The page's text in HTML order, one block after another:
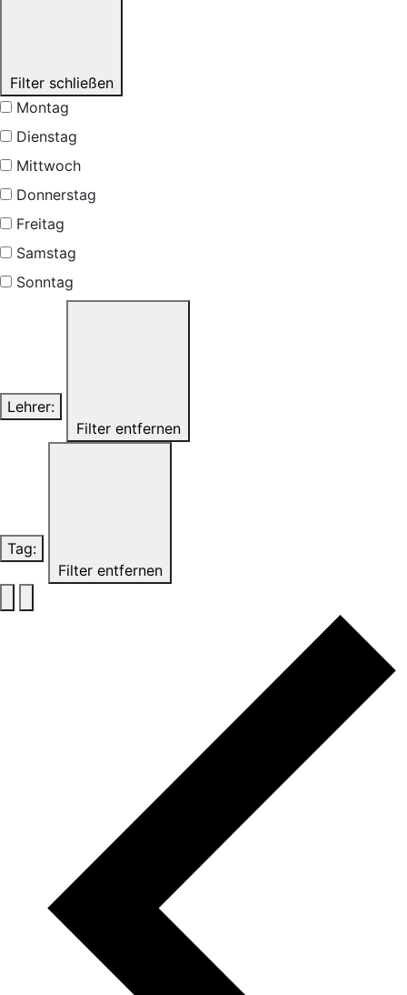
Filter schließen
Montag
Dienstag
Mittwoch
Donnerstag
Freitag
Samstag
Sonntag
Lehrer:
Filter entfernen
Tag:
Filter entfernen